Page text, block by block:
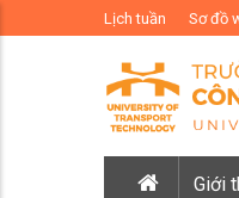
Lịch tuần Sơ đồ
Giới